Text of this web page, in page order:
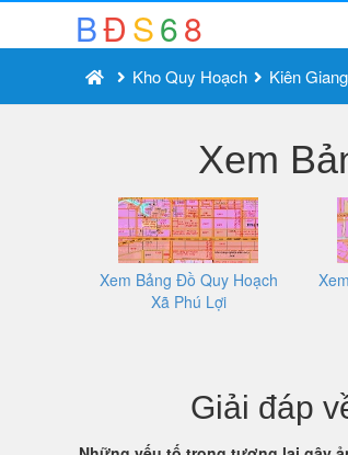
BĐS68
Kho Quy Hoạch Kiên Giang
Xem
Xem Bảng Đồ Quy Hoạch
Xã Phú Lợi
Giải đáp